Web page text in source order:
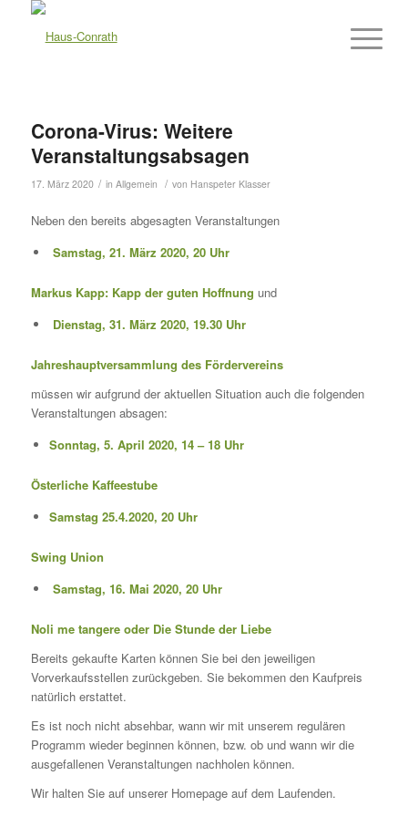
Corona-Virus: Weitere
Veranstaltungsabsagen
17. März 2020 / in Allgemein / von Hanspeter Klasser
Neben den bereits abgesagten Veranstaltungen
Samstag, 21. März 2020, 20 Uhr
Markus Kapp: Kapp der guten Hoffnung und
Dienstag, 31. März 2020, 19.30 Uhr
Jahreshauptversammlung des Fördervereins
müssen wir aufgrund der aktuellen Situation auch die folgenden
Veranstaltungen absagen:
Sonntag, 5. April 2020, 14 – 18 Uhr
Österliche Kaffeestube
Samstag 25.4.2020, 20 Uhr
Swing Union
Samstag, 16. Mai 2020, 20 Uhr
Noli me tangere oder Die Stunde der Liebe
Bereits gekaufte Karten können Sie bei den jeweiligen
Vorverkaufsstellen zurückgeben. Sie bekommen den Kaufpreis
natürlich erstattet.
Es ist noch nicht absehbar, wann wir mit unserem regulären
Programm wieder beginnen können, bzw. ob und wann wir die
ausgefallenen Veranstaltungen nachholen können.
Wir halten Sie auf unserer Homepage auf dem Laufenden.